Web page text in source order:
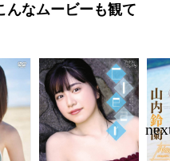
んなムービーも観て